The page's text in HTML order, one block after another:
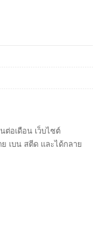
ต่อเดือน เว็บไซต์
ย เบน สตีด และได้กลาย